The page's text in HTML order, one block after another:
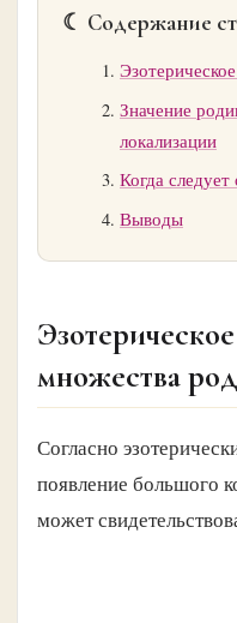
☾ Содержание
Значение
локализации
Когда следует
Выводы
множества
Согласно
появление большого
может